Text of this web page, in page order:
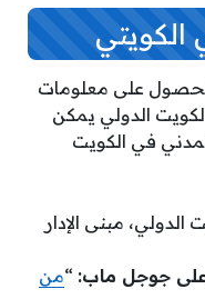
الكويتي
على معلومات
الدولي يمكن
في الكويت
الدولي، مبنى الإدار
على جوجل ماب: “من